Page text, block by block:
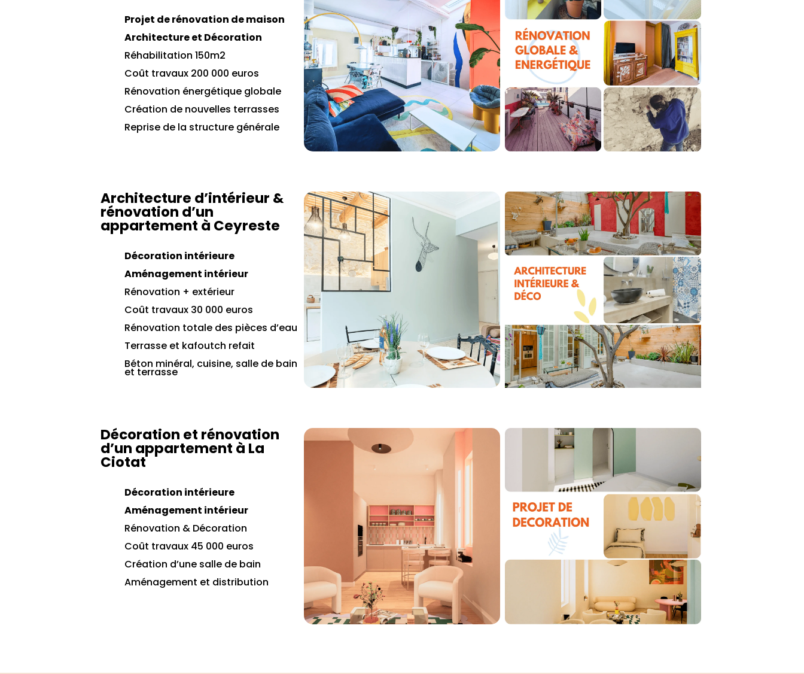
Projet de rénovation de maison
Architecture et Décoration
Réhabilitation 150m2
Coût travaux 200 000 euros
Rénovation énergétique globale
Création de nouvelles terrasses
Reprise de la structure générale
Architecture d’intérieur &
rénovation d’un
appartement à Ceyreste
Décoration intérieure
Aménagement intérieur
Rénovation + extérieur
Coût travaux 30 000 euros
Rénovation totale des pièces d’eau
Terrasse et kafoutch refait
Béton minéral, cuisine, salle de bain
et terrasse
Décoration et rénovation
d’un appartement à La
Ciotat
Décoration intérieure
Aménagement intérieur
Rénovation & Décoration
Coût travaux 45 000 euros
Création d’une salle de bain
Aménagement et distribution